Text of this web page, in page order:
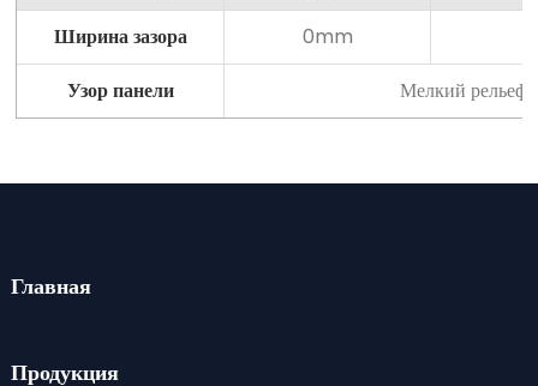
Ширина зазора
0mm
Узор панели
Мелкий рельеф/
Главная
Продукция